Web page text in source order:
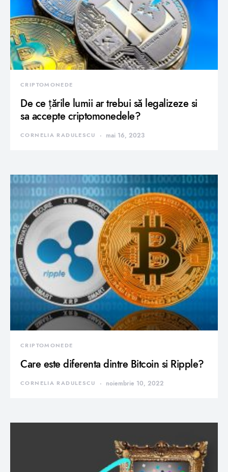
CRIPTOMONEDE
De ce țările lumii ar trebui să legalizeze si
sa accepte criptomonedele?
CORNELIA RADULESCU mai 16, 2023
CRIPTOMONEDE
Care este diferenta dintre Bitcoin si Ripple?
CORNELIA RADULESCU noiembrie 10, 2022